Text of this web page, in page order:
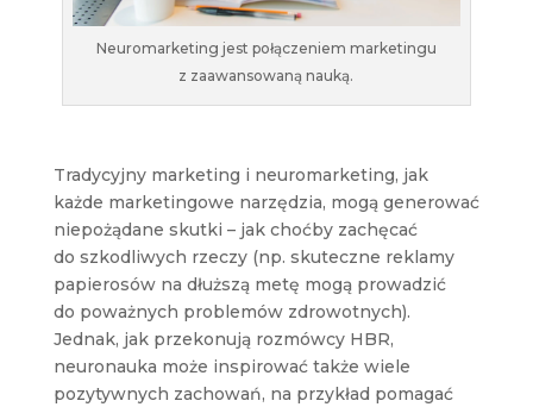
Neuromarketing jest połączeniem marketingu
z zaawansowaną nauką.
Tradycyjny marketing i neuromarketing, jak
każde marketingowe narzędzia, mogą generować
niepożądane skutki – jak choćby zachęcać
do szkodliwych rzeczy (np. skuteczne reklamy
papierosów na dłuższą metę mogą prowadzić
do poważnych problemów zdrowotnych).
Jednak, jak przekonują rozmówcy HBR,
neuronauka może inspirować także wiele
pozytywnych zachowań, na przykład pomagać